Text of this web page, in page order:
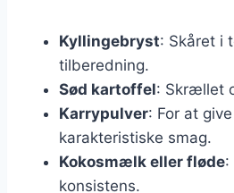
Kyllingebryst: Skåret i
tilberedning.
Sød kartoffel: Skrællet
Karrypulver: For at
karakteristiske smag.
Kokosmælk eller fløde:
konsistens.